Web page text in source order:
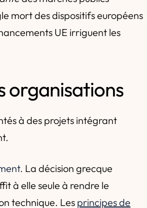
mort des dispositifs européens
UE irriguent les
organisations
à des projets intégrant
La décision grecque
à elle seule à rendre le
technique. Les principes de